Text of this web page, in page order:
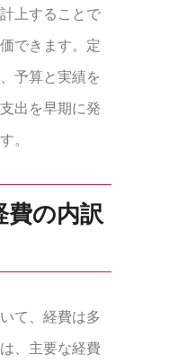
上することで
できます。定
予算と実績を
出を早期に発
。
費の内訳
て、経費は多
、主要な経費